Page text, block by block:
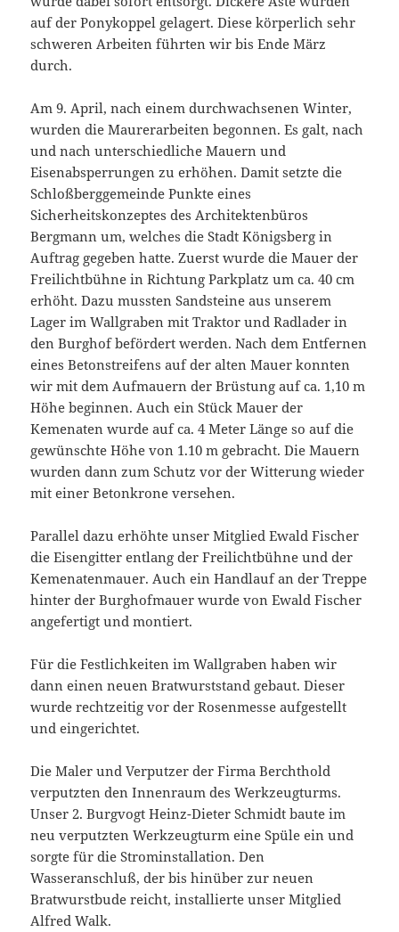
auf der Ponykoppel gelagert. Diese körperlich sehr
schweren Arbeiten führten wir bis Ende März
durch.
Am 9. April, nach einem durchwachsenen Winter,
wurden die Maurerarbeiten begonnen. Es galt, nach
und nach unterschiedliche Mauern und
Eisenabsperrungen zu erhöhen. Damit setzte die
Schloßberggemeinde Punkte eines
Sicherheitskonzeptes des Architektenbüros
Bergmann um, welches die Stadt Königsberg in
Auftrag gegeben hatte. Zuerst wurde die Mauer der
Freilichtbühne in Richtung Parkplatz um ca. 40 cm
erhöht. Dazu mussten Sandsteine aus unserem
Lager im Wallgraben mit Traktor und Radlader in
den Burghof befördert werden. Nach dem Entfernen
eines Betonstreifens auf der alten Mauer konnten
wir mit dem Aufmauern der Brüstung auf ca. 1,10 m
Höhe beginnen. Auch ein Stück Mauer der
Kemenaten wurde auf ca. 4 Meter Länge so auf die
gewünschte Höhe von 1.10 m gebracht. Die Mauern
wurden dann zum Schutz vor der Witterung wieder
mit einer Betonkrone versehen.
Parallel dazu erhöhte unser Mitglied Ewald Fischer
die Eisengitter entlang der Freilichtbühne und der
Kemenatenmauer. Auch ein Handlauf an der Treppe
hinter der Burghofmauer wurde von Ewald Fischer
angefertigt und montiert.
Für die Festlichkeiten im Wallgraben haben wir
dann einen neuen Bratwurststand gebaut. Dieser
wurde rechtzeitig vor der Rosenmesse aufgestellt
und eingerichtet.
Die Maler und Verputzer der Firma Berchthold
verputzten den Innenraum des Werkzeugturms.
Unser 2. Burgvogt Heinz-Dieter Schmidt baute im
neu verputzten Werkzeugturm eine Spüle ein und
sorgte für die Strominstallation. Den
Wasseranschluß, der bis hinüber zur neuen
Bratwurstbude reicht, installierte unser Mitglied
Alfred Walk.